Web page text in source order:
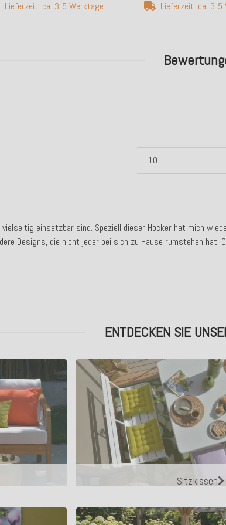
vielseitig einsetzbar sind. Speziell dieser Hocker hat mich
Designs, die nicht jeder bei sich zu Hause rumstehen hat.
Lieferzeit: ca. 3-5 Werktage Lieferzeit: ca. 3-5
ENTDECKEN SIE
Sitzkissen